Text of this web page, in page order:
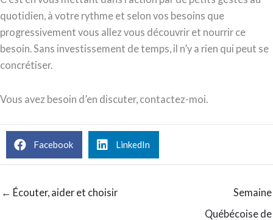
quotidien, à votre rythme et selon vos besoins que
progressivement vous allez vous découvrir et nourrir ce
besoin. Sans investissement de temps, il n’y a rien qui peut se
concrétiser.
Vous avez besoin d’en discuter, contactez-moi.
Facebook LinkedIn
← Écouter, aider et choisir
Semaine
Québécoise de